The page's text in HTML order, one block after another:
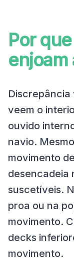
Por
enjoam
veem o
ouvido
navio.
movimento
desencadeia
suscetíveis.
proa ou na
movimento.
decks
movimento.